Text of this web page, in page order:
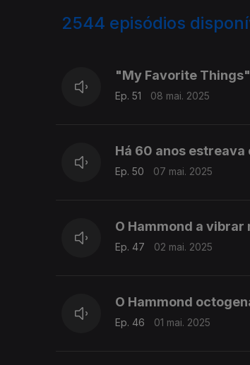
2544 episódios
"My Favorite
Ep. 51 08 mai. 2025
Há 60 anos
Ep. 50 07 mai. 2025
O Hammond a
Ep. 47 02 mai. 2025
O Hammond
Ep. 46 01 mai. 2025